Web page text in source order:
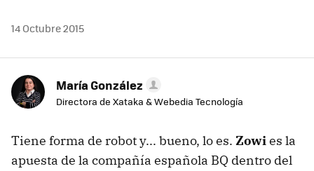
14 Octubre 2015
María González
Directora de Xataka & Webedia Tecnología
Tiene forma de robot y... bueno, lo es. Zowies la
apuesta de la compañía española BQ dentro del